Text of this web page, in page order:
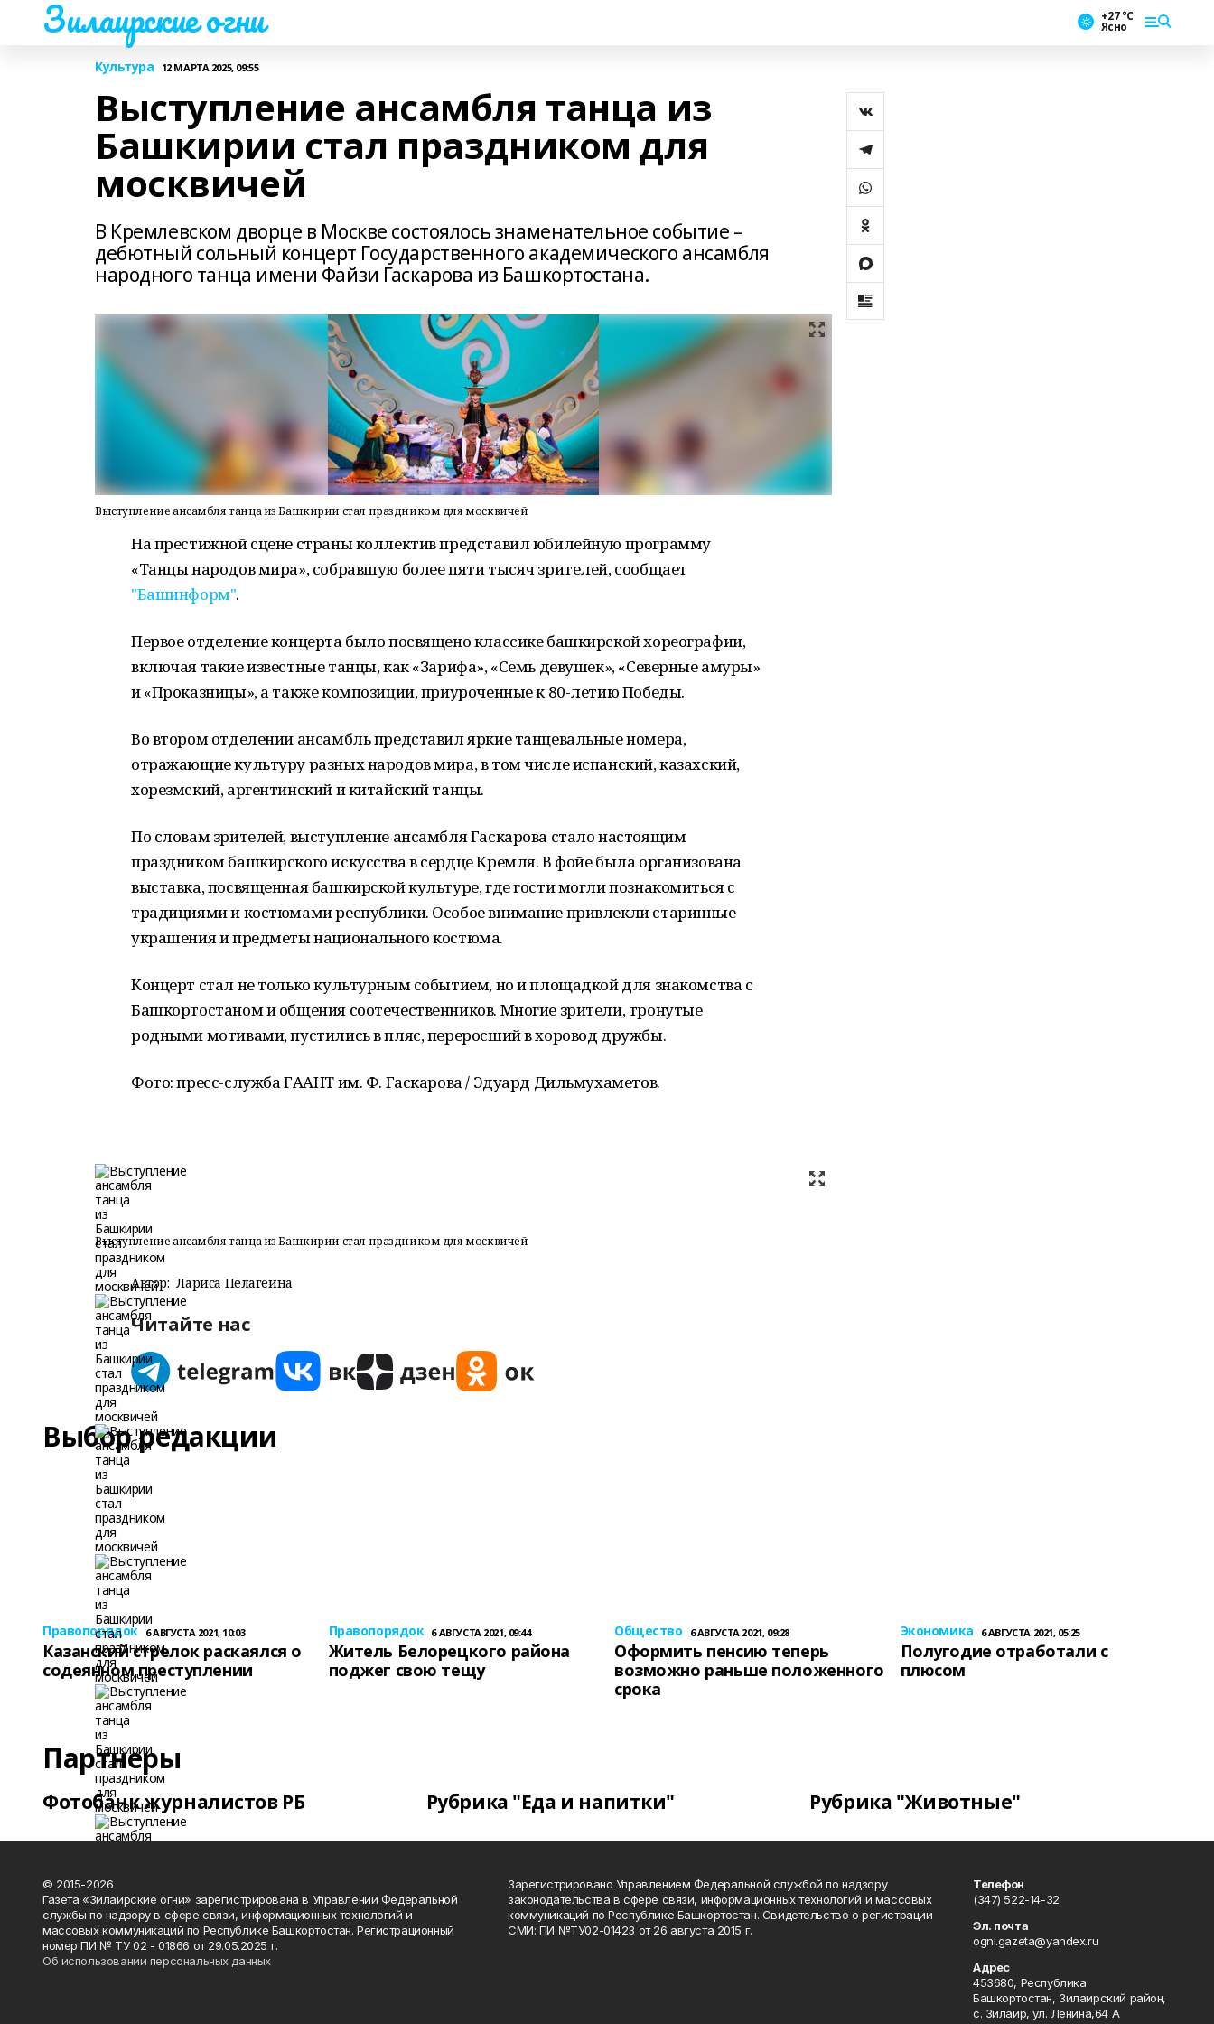
Зилаирские огни +27 °С
Ясно
Культура 12 МАРТА 2025, 09:55
Выступление ансамбля танца из
Башкирии стал праздником для
москвичей
В Кремлевском дворце в Москве состоялось знаменательное событие –
дебютный сольный концерт Государственного академического ансамбля
народного танца имени Файзи Гаскарова из Башкортостана.
Выступление ансамбля танца из Башкирии стал праздником для москвичей
На престижной сцене страны коллектив представил юбилейную программу
«Танцы народов мира», собравшую более пяти тысяч зрителей, сообщает
"Башинформ".
Первое отделение концерта было посвящено классике башкирской хореографии,
включая такие известные танцы, как «Зарифа», «Семь девушек», «Северные амуры»
и «Проказницы», а также композиции, приуроченные к 80-летию Победы.
Во втором отделении ансамбль представил яркие танцевальные номера,
отражающие культуру разных народов мира, в том числе испанский, казахский,
хорезмский, аргентинский и китайский танцы.
По словам зрителей, выступление ансамбля Гаскарова стало настоящим
праздником башкирского искусства в сердце Кремля. В фойе была организована
выставка, посвященная башкирской культуре, где гости могли познакомиться с
традициями и костюмами республики. Особое внимание привлекли старинные
украшения и предметы национального костюма.
Концерт стал не только культурным событием, но и площадкой для знакомства с
Башкортостаном и общения соотечественников. Многие зрители, тронутые
родными мотивами, пустились в пляс, переросший в хоровод дружбы.
Фото:пресс-служба ГААНТ им. Ф. Гаскарова / Эдуард Дильмухаметов.
Выступление ансамбля танца из Башкирии стал праздником для москвичей
Автор: Лариса Пелагеина
Читайте нас
Выбор редакции
Правопорядок 6 АВГУСТА 2021, 10:03
Казанский стрелок раскаялся о
содеянном преступлении
Правопорядок 6 АВГУСТА 2021, 09:44
Житель Белорецкого района
поджег свою тещу
Общество 6 АВГУСТА 2021, 09:28
Оформить пенсию теперь
возможно раньше положенного
срока
Экономика 6 АВГУСТА 2021, 05:25
Полугодие отработали с
плюсом
Партнеры
Фотобанк журналистов РБ Рубрика "Еда и напитки" Рубрика "Животные"
© 2015-2026
Газета «Зилаирские огни» зарегистрирована в Управлении Федеральной
службы по надзору в сфере связи, информационных технологий и
массовых коммуникаций по Республике Башкортостан. Регистрационный
номер ПИ № ТУ 02 - 01866 от 29.05.2025 г.
Об использовании персональных данных
Зарегистрировано Управлением Федеральной службой по надзору
законодательства в сфере связи, информационных технологий и массовых
коммуникаций по Республике Башкортостан. Свидетельство о регистрации
СМИ: ПИ №ТУ02-01423 от 26 августа 2015 г.
Телефон
(347) 522-14-32
Эл. почта
ogni.gazeta@yandex.ru
Адрес
453680, Республика
Башкортостан, Зилаирский район,
с. Зилаир, ул. Ленина,64 А